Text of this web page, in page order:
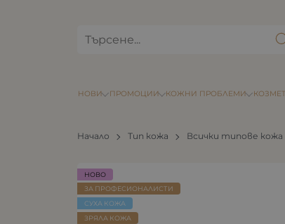
НОВИ ПРОМОЦИИ КОЖНИ ПРОБЛЕМИ
Начало Тип кожа Всички типове кожа
НОВО
ЗА ПРОФЕСИОНАЛИСТИ
СУХА КОЖА
ЗРЯЛА КОЖА